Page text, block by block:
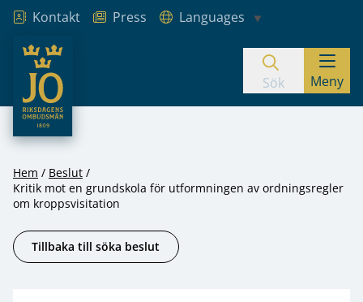
Hoppa till innehåll
Kontakt Press
Languages
JO – Riksdagens Ombudsmän
Sök Meny
Hem
Beslut
Kritik mot en grundskola för utformningen av ordningsregler
om kroppsvisitation
Tillbaka till söka beslut